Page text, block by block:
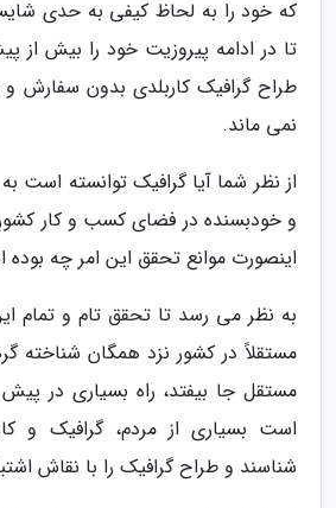
که خود را به لحاظ کیفی به حدی
تا در ادامه پیروزیت خود را بیش از
طراح گرافیک کاربلدی بدون سفارش و
نمی ماند.
از نظر شما آیا گرافیک توانسته است
و خودبسنده در فضای کسب و کار کشور
اینصورت موانع تحقق این امر چه
به نظر می رسد تا تحقق تام و تمام
مستقلاً در کشور نزد همگان شناخته
مستقل جا بیفتد، راه بسیاری در
است بسیاری از مردم، گرافیک و
شناسند و طراح گرافیک را با نقاش